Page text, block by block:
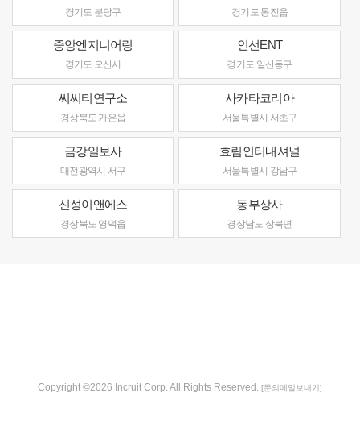
경기도 분당구 경기도 통진읍
중앙엔지니어링
경기도 오산시
인선ENT
경기도 일산동구
씨씨티연구소
경상북도 가은읍
사카타코리아
서울특별시 서초구
금강일보사
대전광역시 서구
효림인터내셔널
서울특별시 강남구
신성이앤에스
경상북도 영덕읍
동부상사
경상남도 상북면
Copyright ©2026 Incruit Corp. All Rights Reserved. [문의메일보내기]